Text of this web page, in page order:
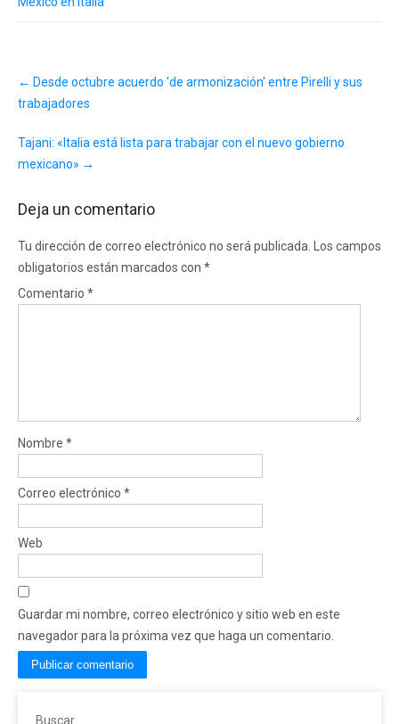
navigation
← Desde octubre acuerdo 'de armonización' entre Pirelli y sus
trabajadores
Tajani: «Italia está lista para trabajar con el nuevo gobierno
mexicano» →
Deja un comentario
Tu dirección de correo electrónico no será publicada.
Los campos
obligatorios están marcados con *
Comentario *
Nombre *
Correo electrónico *
Web
Guardar mi nombre, correo electrónico y sitio web en este
navegador para la próxima vez que haga un comentario.
Buscar